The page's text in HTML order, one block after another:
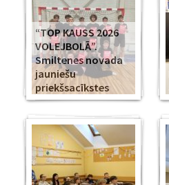
“TOP KAUSS 2026
VOLEJBOLĀ”.
Smiltenes novada
jauniešu
priekšsacīkstes